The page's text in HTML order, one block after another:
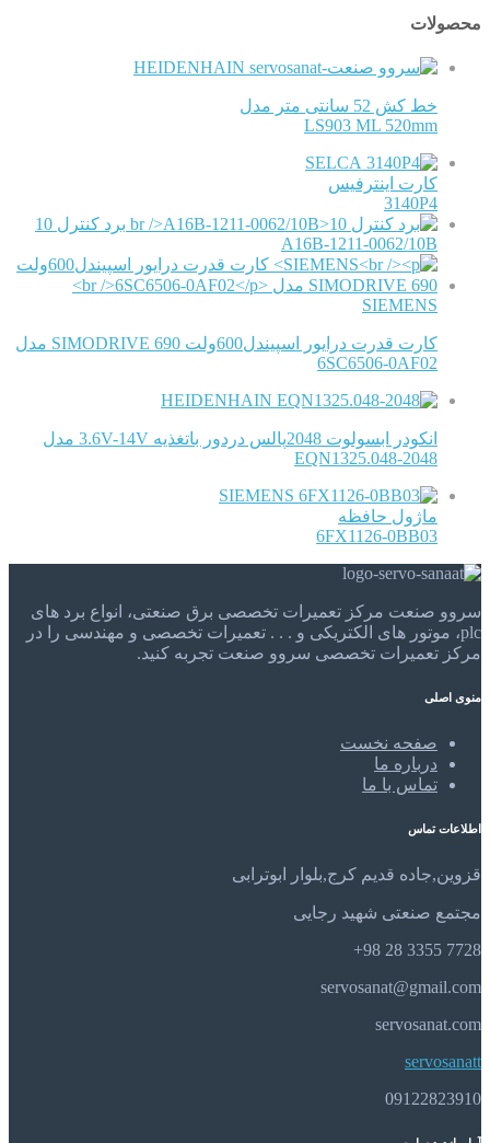
محصولات
HEIDENHAIN
خط کش 52 سانتی متر مدل
LS903 ML 520mm
SELCA
کارت اینترفیس
3140P4
برد کنترل 10
A16B-1211-0062/10B
SIEMENS
کارت قدرت درایور اسپیندل600ولت SIMODRIVE 690 مدل
6SC6506-0AF02
HEIDENHAIN
انکودر ابسولوت 2048پالس دردور باتغذیه 3.6V-14V مدل
EQN1325.048-2048
SIEMENS
ماژول حافظه
6FX1126-0BB03
سروو صنعت مرکز تعمیرات تخصصی برق صنعتی، انواع برد های
plc، موتور های الکتریکی و . . . تعمیرات تخصصی و مهندسی را در
مرکز تعمیرات تخصصی سروو صنعت تجربه کنید.
منوی اصلی
صفحه نخست
درباره ما
تماس با ما
اطلاعات تماس
قزوین,جاده قدیم کرج,بلوار ابوترابی
مجتمع صنعتی شهید رجایی
7728 3355 28 98+
servosanat@gmail.com
servosanat.com
servosanatt
09122823910